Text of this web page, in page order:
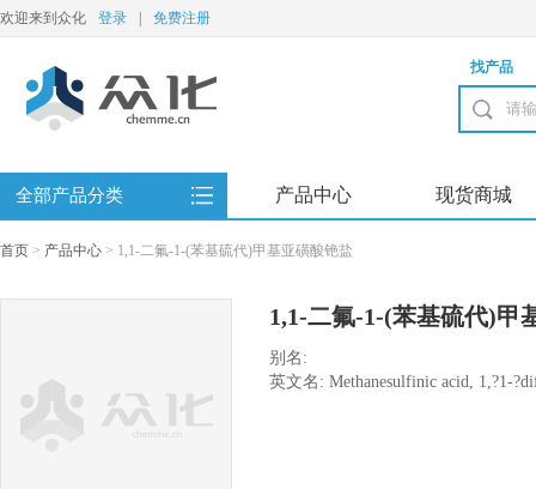
欢迎来到众化 登录 免费注册
找产品
全部产品分类 产品中心 现货商城
首页 > 产品中心 > 1,1-二氟-1-(苯基硫代)甲基亚磺酸铯盐
1,1-二氟-1-(苯基硫代)甲
别名:
英文名: Methanesulfinic acid, 1,?1-